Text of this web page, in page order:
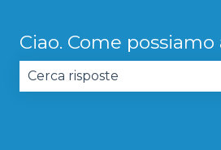
Ciao. Come